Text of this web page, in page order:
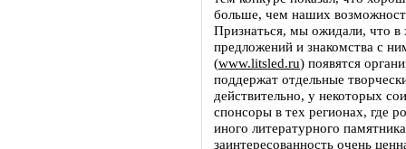
больше, чем наших
Признаться, мы ожидали, что в
предложений и знакомства с
(www.litsled.ru) появятся
поддержат отдельные
действительно, у некоторых
спонсоры в тех регионах, где
иного литературного
заинтересованность очень